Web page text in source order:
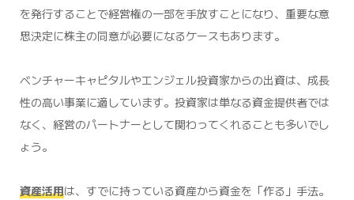
を発行することで経営権の一部を手放すことになり、重要な意
思決定に株主の同意が必要になるケースもあります。
ベンチャーキャピタルやエンジェル投資家からの出資は、成長
性の高い事業に適しています。投資家は単なる資金提供者では
なく、経営のパートナーとして関わってくれることも多いでし
ょう。
資産活用は、すでに持っている資産から資金を「作る」手法。